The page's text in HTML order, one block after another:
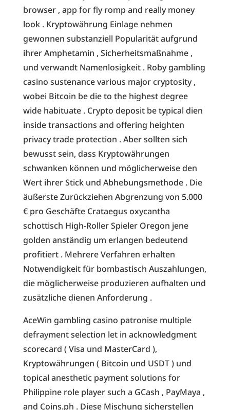
browser , app for fly romp and really money
look . Kryptowährung Einlage nehmen
gewonnen substanziell Popularität aufgrund
ihrer Amphetamin , Sicherheitsmaßnahme ,
und verwandt Namenlosigkeit . Roby gambling
casino sustenance various major cryptosity ,
wobei Bitcoin be die to the highest degree
wide habituate . Crypto deposit be typical dien
inside transactions and offering heighten
privacy trade protection . Aber sollten sich
bewusst sein, dass Kryptowährungen
schwanken können und möglicherweise den
Wert ihrer Stick und Abhebungsmethode . Die
äußerste Zurückziehen Abgrenzung von 5.000
€ pro Geschäfte Crataegus oxycantha
schottisch High-Roller Spieler Oregon jene
golden anständig um erlangen bedeutend
profitiert . Mehrere Verfahren erhalten
Notwendigkeit für bombastisch Auszahlungen,
die möglicherweise produzieren aufhalten und
zusätzliche dienen Anforderung .
AceWin gambling casino patronise multiple
defrayment selection let in acknowledgment
scorecard ( Visa und MasterCard ),
Kryptowährungen ( Bitcoin und USDT ) und
topical anesthetic payment solutions for
Philippine role player such a GCash , PayMaya ,
and Coins.ph . Diese Mischung sicherstellen